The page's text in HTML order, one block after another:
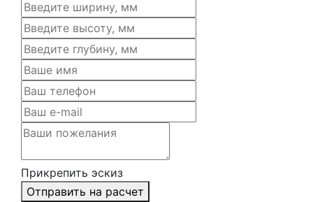
Прикрепить эскиз
Отправить на расчет